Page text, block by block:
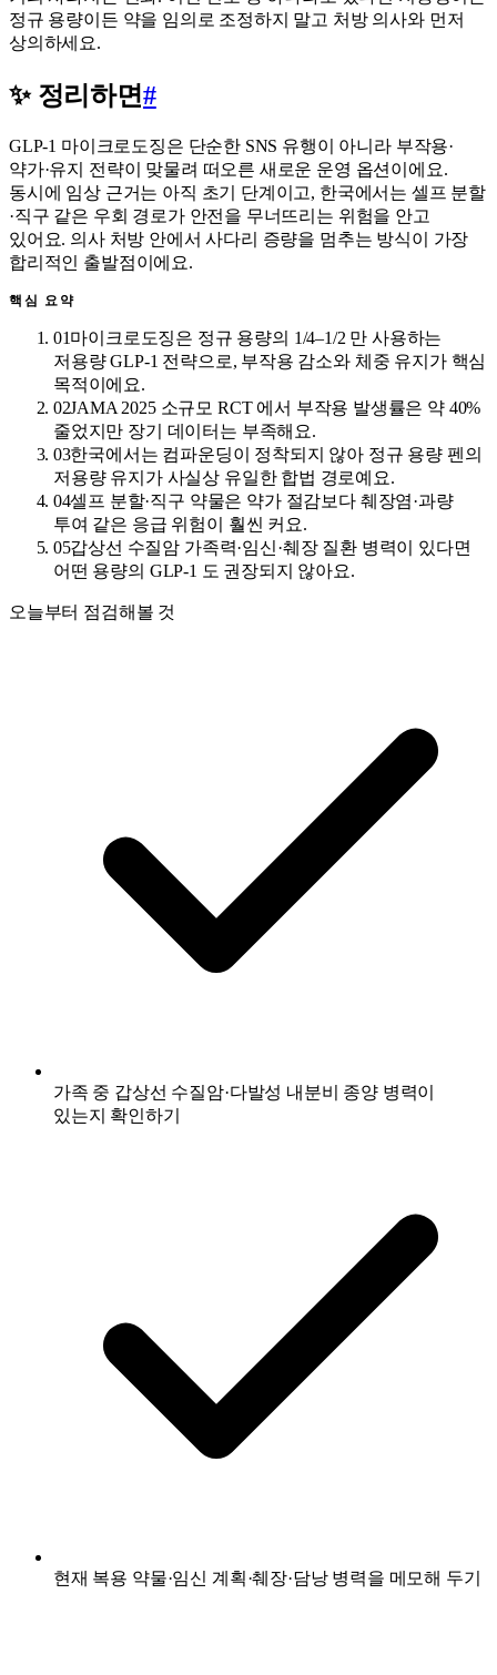
정규 용량이든 약을 임의로 조정하지 말고 처방 의사와 먼저
상의하세요.
✨ 정리하면#
GLP-1 마이크로도징은 단순한 SNS 유행이 아니라 부작용·
약가·유지 전략이 맞물려 떠오른 새로운 운영 옵션이에요.
동시에 임상 근거는 아직 초기 단계이고, 한국에서는 셀프 분할
·직구 같은 우회 경로가 안전을 무너뜨리는 위험을 안고
있어요. 의사 처방 안에서 사다리 증량을 멈추는 방식이 가장
합리적인 출발점이에요.
핵심 요약
01마이크로도징은 정규 용량의 1/4–1/2 만 사용하는
저용량 GLP-1 전략으로, 부작용 감소와 체중 유지가 핵심
목적이에요.
02JAMA 2025 소규모 RCT 에서 부작용 발생률은 약 40%
줄었지만 장기 데이터는 부족해요.
03한국에서는 컴파운딩이 정착되지 않아 정규 용량 펜의
저용량 유지가 사실상 유일한 합법 경로예요.
04셀프 분할·직구 약물은 약가 절감보다 췌장염·과량
투여 같은 응급 위험이 훨씬 커요.
05갑상선 수질암 가족력·임신·췌장 질환 병력이 있다면
어떤 용량의 GLP-1 도 권장되지 않아요.
오늘부터 점검해볼 것
가족 중 갑상선 수질암·다발성 내분비 종양 병력이
있는지 확인하기
현재 복용 약물·임신 계획·췌장·담낭 병력을 메모해 두기